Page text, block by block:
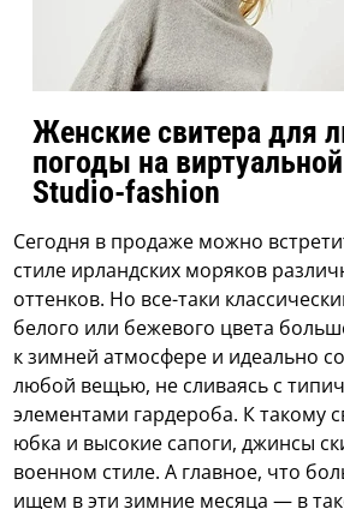
Женские свитера для
погоды на
Studio-fashion
Сегодня в продаже можно
стиле ирландских моряков
оттенков. Но все-таки
белого или бежевого цвета
к зимней атмосфере и идеально
любой вещью, не сливаясь с
элементами гардероба. К такому
юбка и высокие сапоги, джинсы
военном стиле. А главное, что
ищем в эти зимние месяца — в